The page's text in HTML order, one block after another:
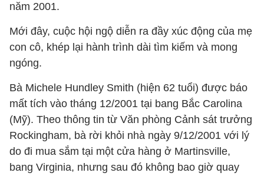
năm 2001.
Mới đây, cuộc hội ngộ diễn ra đầy xúc động của mẹ
con cô, khép lại hành trình dài tìm kiếm và mong
ngóng.
Bà Michele Hundley Smith (hiện 62 tuổi) được báo
mất tích vào tháng 12/2001 tại bang Bắc Carolina
(Mỹ). Theo thông tin từ Văn phòng Cảnh sát trưởng
Rockingham, bà rời khỏi nhà ngày 9/12/2001 với lý
do đi mua sắm tại một cửa hàng ở Martinsville,
bang Virginia, nhưng sau đó không bao giờ quay